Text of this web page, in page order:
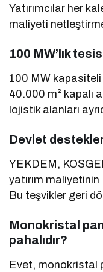
Yatırımcılar her
maliyeti
100 MW’lık
100 MW
40.000 m² kapalı
lojistik alanları
Devlet
YEKDEM,
yatırım
Bu teşvikler geri
Monokristal
pahalıdır?
Evet, monokristal